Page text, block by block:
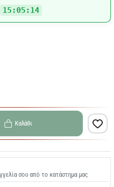
15:05:14
Καλάθι
σου από το κατάστημα μας